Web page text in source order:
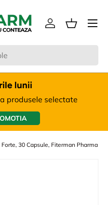
Intra in cont
Cos
Meniu
lunii
produsele selectate
30 Capsule, Fiterman Pharma